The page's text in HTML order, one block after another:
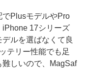
PlusモデルやPro
17シリーズ
ルを選ばなくて良
テリー性能でも足
しいので、MagSaf